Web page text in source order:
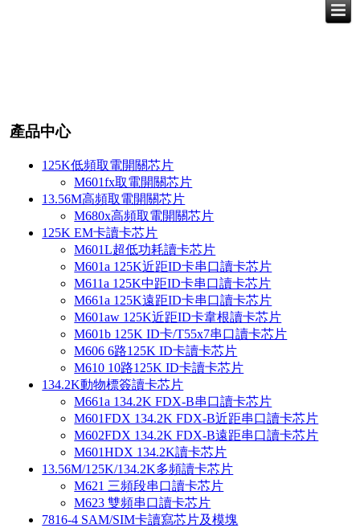
產品中心
125K低頻取電開關芯片
M601fx取電開關芯片
13.56M高頻取電開關芯片
M680x高頻取電開關芯片
125K EM卡讀卡芯片
M601L超低功耗讀卡芯片
M601a 125K近距ID卡串口讀卡芯片
M611a 125K中距ID卡串口讀卡芯片
M661a 125K遠距ID卡串口讀卡芯片
M601aw 125K近距ID卡韋根讀卡芯片
M601b 125K ID卡/T55x7串口讀卡芯片
M606 6路125K ID卡讀卡芯片
M610 10路125K ID卡讀卡芯片
134.2K動物標簽讀卡芯片
M661a 134.2K FDX-B串口讀卡芯片
M601FDX 134.2K FDX-B近距串口讀卡芯片
M602FDX 134.2K FDX-B遠距串口讀卡芯片
M601HDX 134.2K讀卡芯片
13.56M/125K/134.2K多頻讀卡芯片
M621 三頻段串口讀卡芯片
M623 雙頻串口讀卡芯片
7816-4 SAM/SIM卡讀寫芯片及模塊